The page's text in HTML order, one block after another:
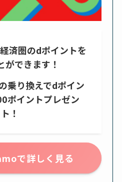
済圏のdポイントを
ができます！
乗り換えでdポイン
ポイントプレゼン
ト！
で詳しく見る